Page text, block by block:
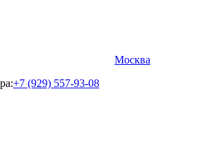
Москва
+7 (929) 557-93-08